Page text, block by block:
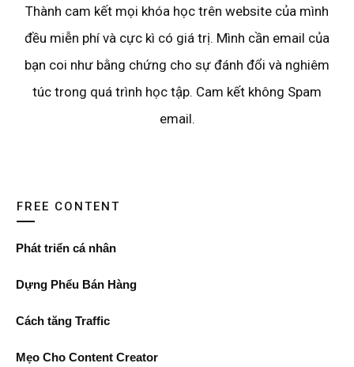
Thành cam kết mọi khóa học trên website của mình
đều miễn phí và cực kì có giá trị. Mình cần email của
bạn coi như bằng chứng cho sự đánh đổi và nghiêm
túc trong quá trình học tập. Cam kết không Spam
email.
FREE CONTENT
Phát triển cá nhân
Dựng Phểu Bán Hàng
Cách tăng Traffic
Mẹo Cho Content Creator